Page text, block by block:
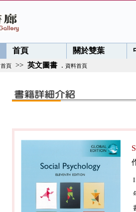
首頁 關於雙葉
首頁 >> 英文圖書 . 資料首頁